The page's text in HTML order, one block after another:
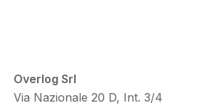
Overlog Srl
Via Nazionale 20 D, Int. 3/4